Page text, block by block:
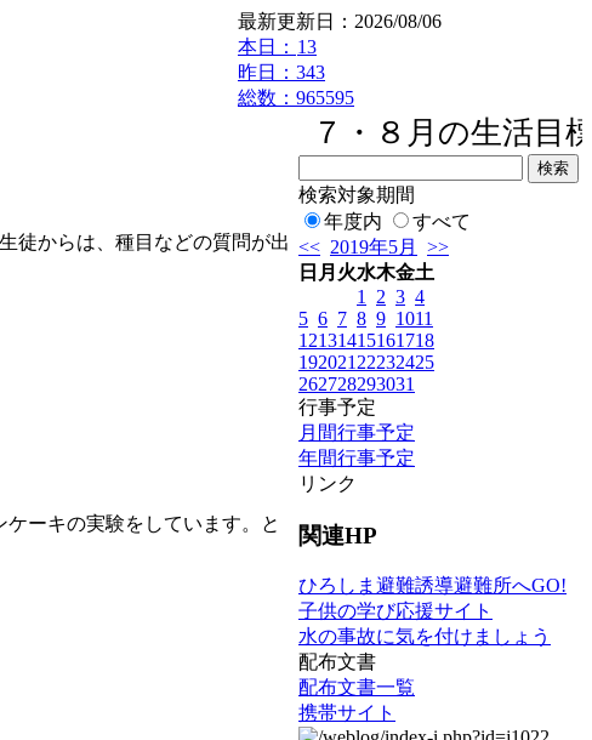
最新更新日：2026/08/06
本日： 13
昨日：343
総数：965595
７・８月の生活目標
徒からは、種目などの質問が出
ーキの実験をしています。と
検索対象期間
年度内
すべて
<< 2019年5月
>>
日 月 火水木金土
1
2 3 4
5 6 7 8 9 1011
12131415161718
192021 22232425
262728293031
行事予定
月間行事予定
年間行事予定
リンク
関連HP
ひろしま避難誘導避難所へGO!
子供の学び応援サイト
水の事故に気を付けましょう
配布文書
配布文書一覧
携帯サイト